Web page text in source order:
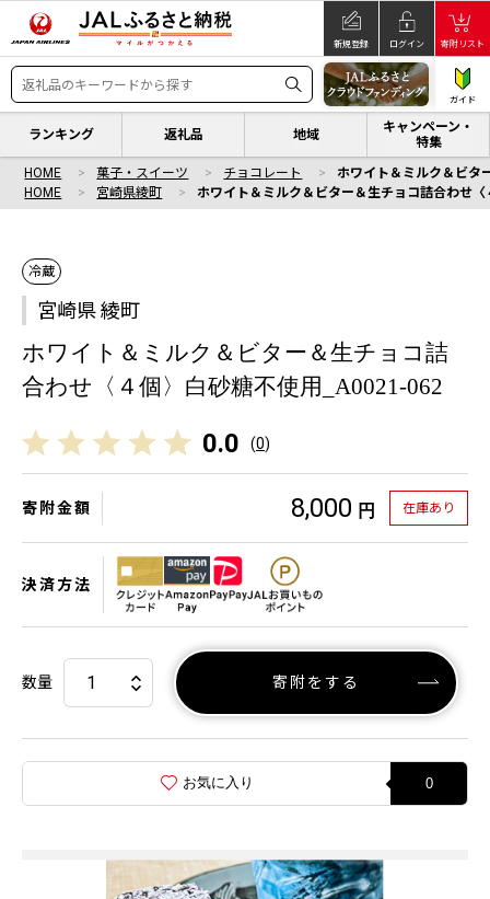
新規登録 ログイン 寄附リスト
ガイド
ランキング 返礼品 地域
キャンペーン・
特集
HOME 菓子・スイーツ チョコレート
ホワイト＆ミルク＆ビタ
HOME
宮崎県綾町 ホワイト＆ミルク＆ビター＆生チョコ詰合わせ
冷蔵
宮崎県 綾町
ホワイト＆ミルク＆ビター＆生チョコ詰
合わせ〈４個〉白砂糖不使用_A0021-062
0.0 (0)
寄附金額 8,000 円 在庫あり
決済方法
数量 寄附をする
お気に入り 0